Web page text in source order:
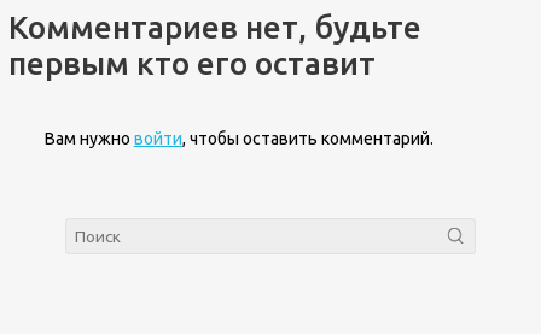
Комментариев нет, будьте
первым кто его оставит
Вам нужно войти, чтобы оставить комментарий.